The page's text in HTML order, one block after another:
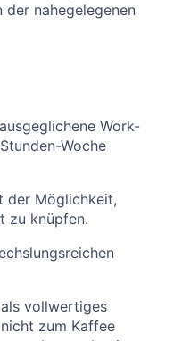
nahegelegenen
Work-
Woche
der Möglichkeit,
zu knüpfen.
vollwertiges
zum Kaffee